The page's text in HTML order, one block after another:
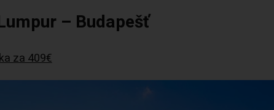
– Budapešť
za 409€